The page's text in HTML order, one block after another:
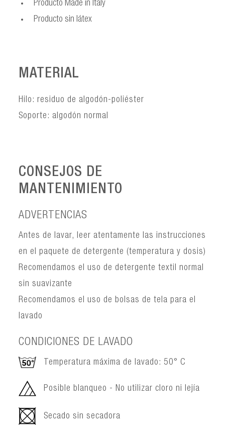
Producto Made in Italy
Producto sin látex
MATERIAL
Hilo: residuo de algodón-poliéster
Soporte: algodón normal
CONSEJOS DE
MANTENIMIENTO
ADVERTENCIAS
Antes de lavar, leer atentamente las instrucciones
en el paquete de detergente (temperatura y dosis)
Recomendamos el uso de detergente textil normal
sin suavizante
Recomendamos el uso de bolsas de tela para el
lavado
CONDICIONES DE LAVADO
Temperatura máxima de lavado: 50° C
Posible blanqueo - No utilizar cloro ni lejía
Secado sin secadora